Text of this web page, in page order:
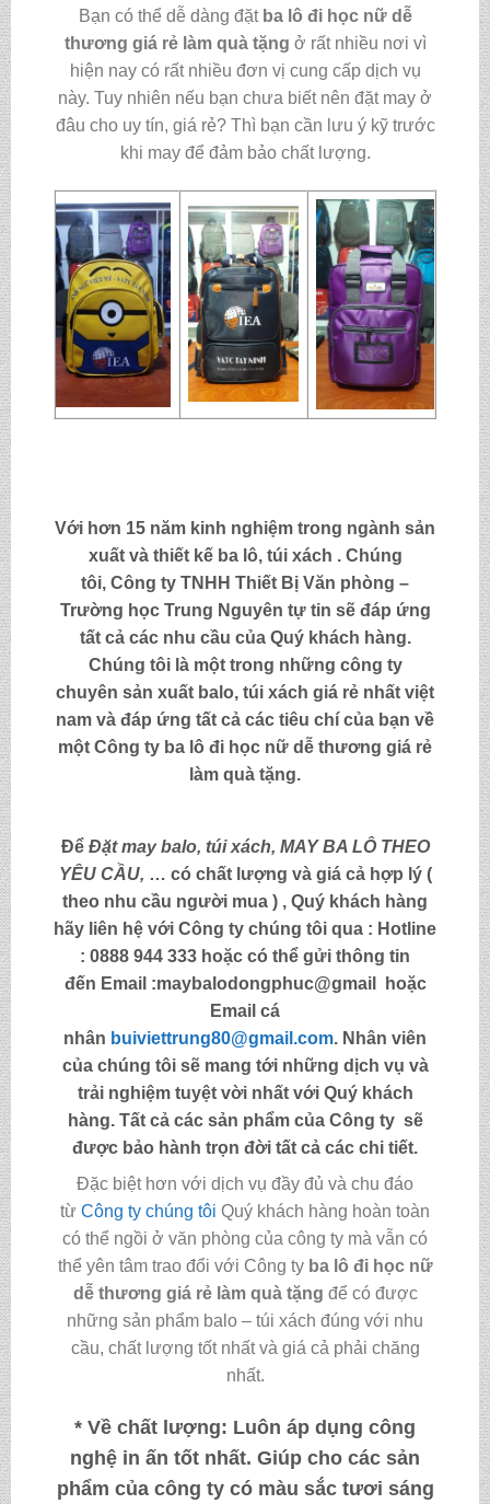
Bạn có thể dễ dàng đặt ba lô đi học nữ dễ
thương giá rẻ làm quà tặng ở rất nhiều nơi vì
hiện nay có rất nhiều đơn vị cung cấp dịch vụ
này. Tuy nhiên nếu bạn chưa biết nên đặt may ở
đâu cho uy tín, giá rẻ? Thì bạn cần lưu ý kỹ trước
khi may để đảm bảo chất lượng.
Với hơn 15 năm kinh nghiệm trong ngành sản
xuất và thiết kế ba lô, túi xách . Chúng
tôi, Công ty TNHH Thiết Bị Văn phòng –
Trường học Trung Nguyên tự tin sẽ đáp ứng
tất cả các nhu cầu của Quý khách hàng.
Chúng tôi là một trong những công ty
chuyên sản xuất balo, túi xách giá rẻ nhất việt
nam và đáp ứng tất cả các tiêu chí của bạn về
một Công ty ba lô đi học nữ dễ thương giá rẻ
làm quà tặng.
Để Đặt may balo, túi xách, MAY BA LÔ THEO
YÊU CẦU, … có chất lượng và giá cả hợp lý (
theo nhu cầu người mua ) , Quý khách hàng
hãy liên hệ với Công ty chúng tôi qua : Hotline
: 0888 944 333 hoặc có thể gửi thông tin
đến Email :maybalodongphuc@gmail
hoặc
Email cá
nhân buiviettrung80@gmail.com. Nhân viên
của chúng tôi sẽ mang tới những dịch vụ và
trải nghiệm tuyệt vời nhất với Quý khách
hàng. Tất cả các sản phẩm của Công ty sẽ
được bảo hành trọn đời tất cả các chi tiết.
Đặc biệt hơn với dịch vụ đầy đủ và chu đáo
từ Công ty chúng tôi Quý khách hàng hoàn toàn
có thể ngồi ở văn phòng của công ty mà vẫn có
thể yên tâm trao đổi với Công ty ba lô đi học nữ
dễ thương giá rẻ làm quà tặng để có được
những sản phẩm balo – túi xách đúng với nhu
cầu, chất lượng tốt nhất và giá cả phải chăng
nhất.
* Về chất lượng: Luôn áp dụng công
nghệ in ấn tốt nhất. Giúp cho các sản
phẩm của công ty có màu sắc tươi sáng